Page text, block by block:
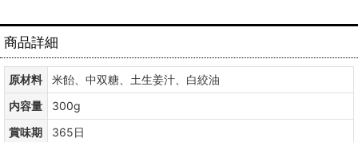
商品詳細
原材料
米飴、中双糖、土生姜汁、白絞油
内容量
300g
賞味期
365日